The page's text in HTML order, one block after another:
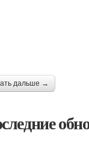
дальше →